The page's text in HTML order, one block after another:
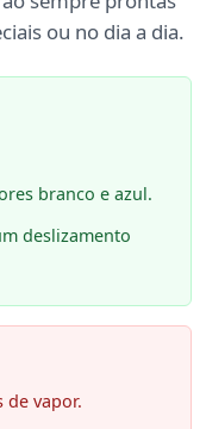
ou no dia a dia.
branco e azul.
deslizamento
de vapor.